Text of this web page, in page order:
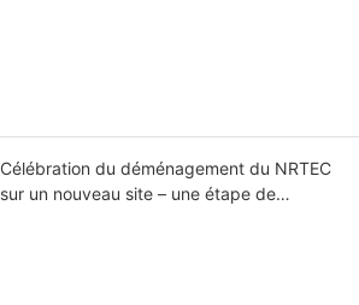
Célébration du déménagement du NRTEC
sur un nouveau site – une étape de